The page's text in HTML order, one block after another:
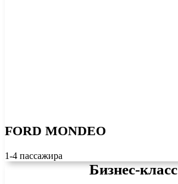
FORD MONDEO
1-4 пассажира
Бизнес-класс